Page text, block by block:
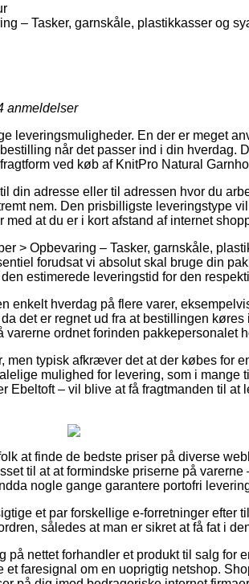
– Tasker, garnskåle, plastikkasser og
anmeldelser
leveringsmuligheder. En der er meget
når det passer ind i din hverdag.
ved køb af KnitPro Natural
din adresse eller til adressen hvor du
nem. Den prisbilligste leveringstype
at du er i kort afstand af internet
> Opbevaring – Tasker, garnskåle,
forudsat vi absolut skal bruge din
estimerede leveringstid for den
enkelt hverdag på flere varer,
det er regnet ud fra at bestillingen køres
varerne ordnet forinden pakkepersonalet
men typisk afkræver det at der købes for
mulighed for levering, som i mange
Ebeltoft – vil blive at få fragtmanden til at
at finde de bedste priser på diverse
til at at formindske priserne på varerne
nogle gange garantere portofri
et par forskellige e-forretninger efter
således at man er sikret at få fat i
på nettet forhandler et produkt til salg for
faresignal om en uoprigtig netshop.